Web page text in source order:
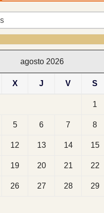
agosto 2026
X J V S
1
5 6 7 8
12 13 14 15
19 20 21 22
26 27 28 29